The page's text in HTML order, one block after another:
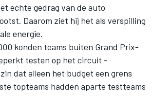
echte gedrag van de auto
Daarom ziet hij het als verspilling
energie.
konden teams buiten Grand Prix-
testen op het circuit -
dat alleen het budget een grens
topteams hadden aparte testteams